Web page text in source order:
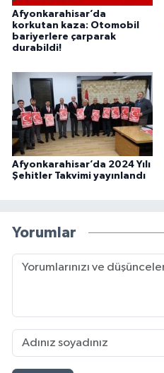
Afyonkarahisar’da
korkutan kaza: Otomobil
bariyerlere çarparak
durabildi!
Afyonkarahisar’da 2024 Yılı
Şehitler Takvimi yayınlandı
Yorumlar